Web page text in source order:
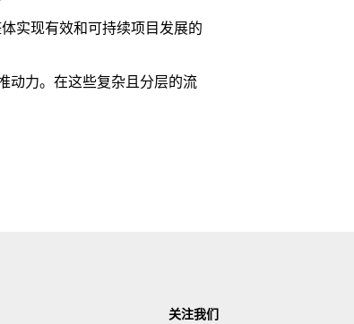
实现有效和可持续项目发展的
动力。在这些复杂且分层的流
关注我们